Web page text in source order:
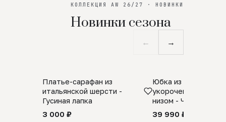
КОЛЛЕКЦИЯ AW 26/27 · НОВИНКИ
Новинки сезона
← →
SALE
Платье-сарафан из
итальянской шерсти -
Гусиная лапка
3 000 ₽
ПРЕДЗАКАЗ
Юбка из
укороченная с
низом - Черный
39 990 ₽